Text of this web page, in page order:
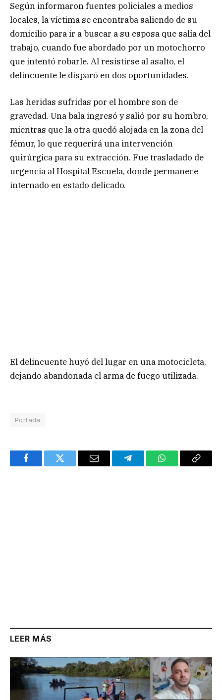
Según informaron fuentes policiales a medios
locales, la víctima se encontraba saliendo de su
domicilio para ir a buscar a su esposa que salía del
trabajo, cuando fue abordado por un motochorro
que intentó robarle. Al resistirse al asalto, el
delincuente le disparó en dos oportunidades.
Las heridas sufridas por el hombre son de
gravedad. Una bala ingresó y salió por su hombro,
mientras que la otra quedó alojada en la zona del
fémur, lo que requerirá una intervención
quirúrgica para su extracción. Fue trasladado de
urgencia al Hospital Escuela, donde permanece
internado en estado delicado.
El delincuente huyó del lugar en una motocicleta,
dejando abandonada el arma de fuego utilizada.
Portada
FacebookTwitter Email TelegramWhatsAppCopy
LEER MÁS